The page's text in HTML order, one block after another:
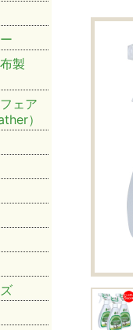
製
ェア
）